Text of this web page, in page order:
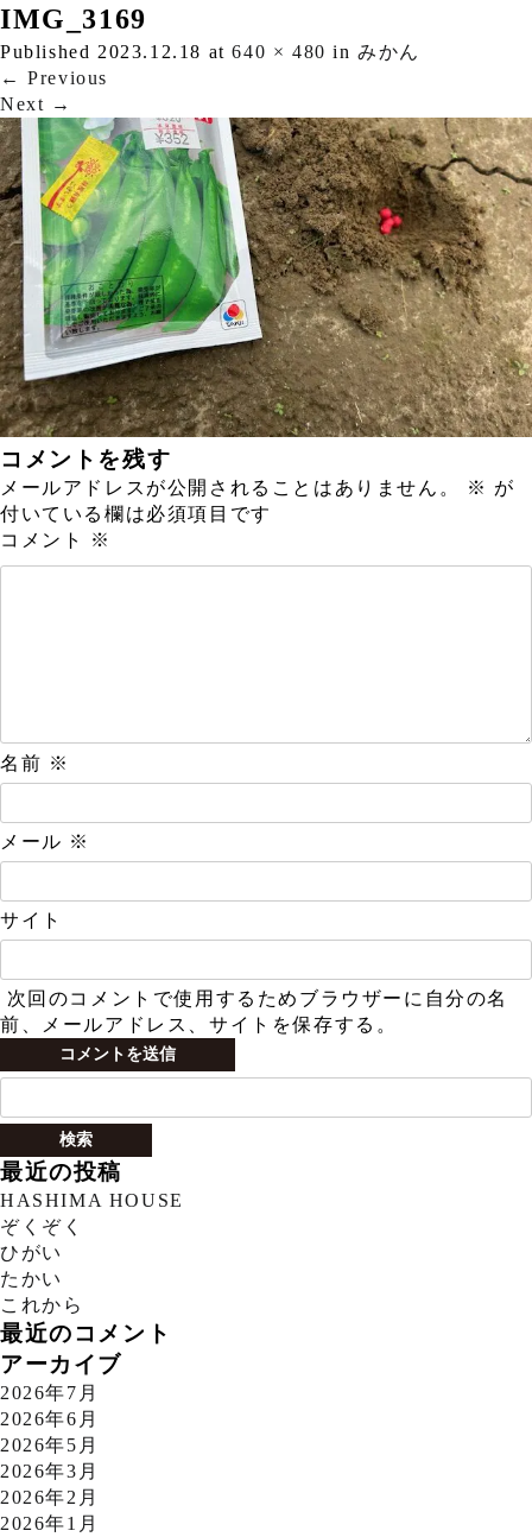
IMG_3169
Published 2023.12.18 at640 × 480 inみかん
← Previous
Next →
コメントを残す
メールアドレスが公開されることはありません。 ※ が
付いている欄は必須項目です
コメント
※
名前 ※
メール ※
サイト
次回のコメントで使用するためブラウザーに自分の名
前、メールアドレス、サイトを保存する。
検
最近の投稿
HASHIMA HOUSE
ぞくぞく
ひがい
たかい
これから
最近のコメント
アーカイブ
2026年7月
2026年6月
2026年5月
2026年3月
2026年2月
2026年1月